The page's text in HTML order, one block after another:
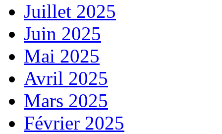
Juillet 2025
Juin 2025
Mai 2025
Avril 2025
Mars 2025
Février 2025